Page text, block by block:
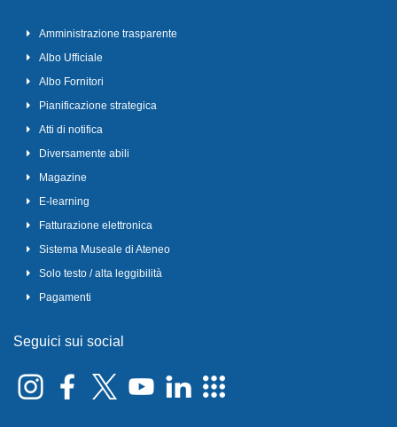
Amministrazione trasparente
Albo Ufficiale
Albo Fornitori
Pianificazione strategica
Atti di notifica
Diversamente abili
Magazine
E-learning
Fatturazione elettronica
Sistema Museale di Ateneo
Solo testo / alta leggibilità
Pagamenti
Seguici sui social